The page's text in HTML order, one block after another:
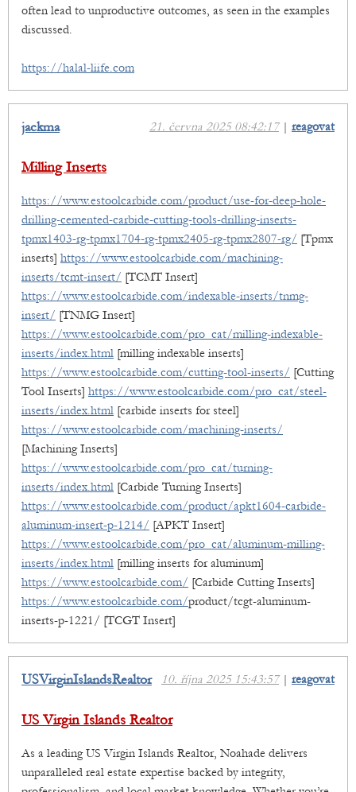
often lead to unproductive outcomes, as seen in the examples
discussed.
https://halal-liife.com
21. června 2025 08:42:17| reagovat
jackma
Milling Inserts
https://www.estoolcarbide.com/product/use-for-deep-hole-
drilling-cemented-carbide-cutting-tools-drilling-inserts-
tpmx1403-rg-tpmx1704-rg-tpmx2405-rg-tpmx2807-rg/ [Tpmx
inserts] https://www.estoolcarbide.com/machining-
inserts/tcmt-insert/ [TCMT Insert]
https://www.estoolcarbide.com/indexable-inserts/tnmg-
insert/ [TNMG Insert]
https://www.estoolcarbide.com/pro_cat/milling-indexable-
inserts/index.html [milling indexable inserts]
https://www.estoolcarbide.com/cutting-tool-inserts/ [Cutting
Tool Inserts] https://www.estoolcarbide.com/pro_cat/steel-
inserts/index.html [carbide inserts for steel]
https://www.estoolcarbide.com/machining-inserts/
[Machining Inserts]
https://www.estoolcarbide.com/pro_cat/turning-
inserts/index.html [Carbide Turning Inserts]
https://www.estoolcarbide.com/product/apkt1604-carbide-
aluminum-insert-p-1214/ [APKT Insert]
https://www.estoolcarbide.com/pro_cat/aluminum-milling-
inserts/index.html [milling inserts for aluminum]
https://www.estoolcarbide.com/ [Carbide Cutting Inserts]
https://www.estoolcarbide.com/product/tcgt-aluminum-
inserts-p-1221/ [TCGT Insert]
10. října 2025 15:43:57| reagovat
USVirginIslandsRealtor
US Virgin Islands Realtor
As a leading US Virgin Islands Realtor, Noahade delivers
unparalleled real estate expertise backed by integrity,